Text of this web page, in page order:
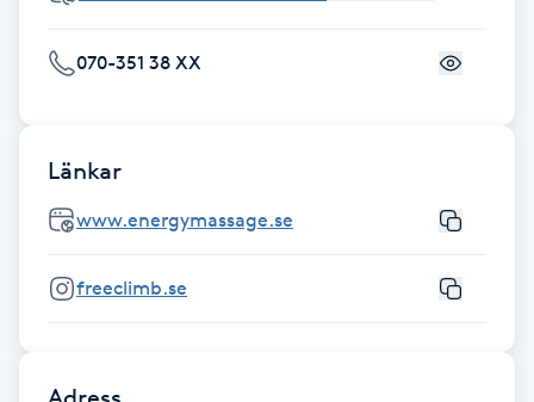
Fransar
Fransfärgning
Fransförlängning
Fransförlängning Megavolym
Fransförlängning Volym
070-351 38 XX
Länkar
www.energymassage.se
freeclimb.se